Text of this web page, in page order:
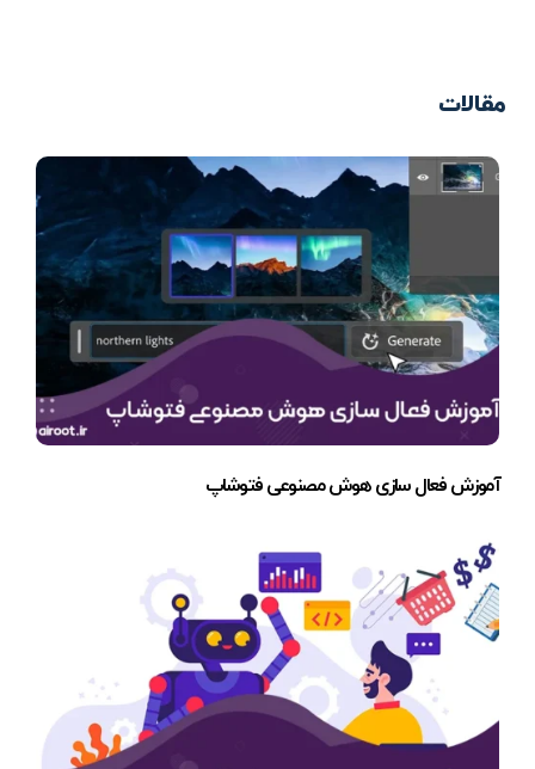
مقالات
آموزش فعال سازی هوش مصنوعی فتوشاپ